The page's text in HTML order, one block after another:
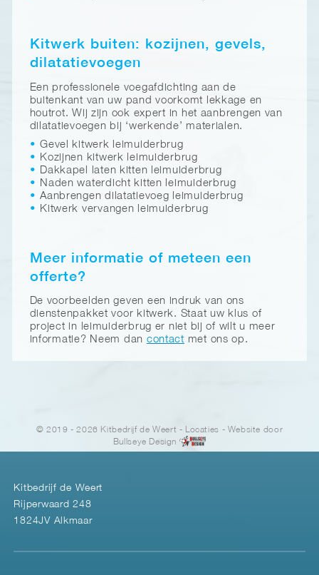
Kitwerk buiten: kozijnen, gevels,
dilatatievoegen
Een professionele voegafdichting aan de
buitenkant van uw pand voorkomt lekkage en
houtrot. Wij zijn ook expert in het aanbrengen van
dilatatievoegen bij ‘werkende’ materialen.
Gevel kitwerk leimuiderbrug
Kozijnen kitwerk leimuiderbrug
Dakkapel laten kitten leimuiderbrug
Naden waterdicht kitten leimuiderbrug
Aanbrengen dilatatievoeg leimuiderbrug
Kitwerk vervangen leimuiderbrug
Meer informatie of meteen een
offerte?
De voorbeelden geven een indruk van ons
dienstenpakket voor kitwerk. Staat uw klus of
project in leimuiderbrug er niet bij of wilt u meer
informatie? Neem dan contact met ons op.
© 2019 - 2026 Kitbedrijf de Weert - Locaties - Website door
Bullseye Design
Kitbedrijf de Weert
Rijperwaard 248
1824JV Alkmaar